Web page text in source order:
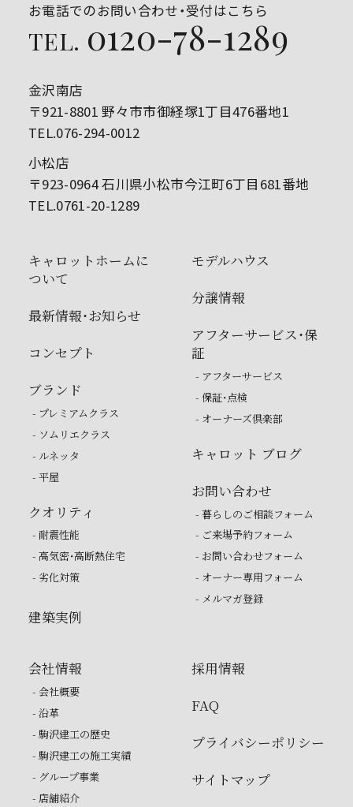
お電話でのお問い合わせ・受付はこちら
TEL. 0120-78-1289
金沢南店
〒921-8801 野々市市御経塚1丁目476番地1
TEL.076-294-0012
小松店
〒923-0964 石川県小松市今江町6丁目681番地
TEL.0761-20-1289
キャロットホームに
ついて
最新情報・お知らせ
コンセプト
ブランド
- プレミアムクラス
- ソムリエクラス
- ルネッタ
- 平屋
クオリティ
- 耐震性能
- 高気密・高断熱住宅
- 劣化対策
建築実例
モデルハウス
分譲情報
アフターサービス・保
証
- アフターサービス
- 保証・点検
- オーナーズ倶楽部
キャロット ブログ
お問い合わせ
- 暮らしのご相談フォーム
- ご来場予約フォーム
- お問い合わせフォーム
- オーナー専用フォーム
- メルマガ登録
会社情報
- 会社概要
- 沿革
- 駒沢建工の歴史
- 駒沢建工の施工実績
- グループ事業
- 店舗紹介
採用情報
FAQ
プライバシーポリシー
サイトマップ